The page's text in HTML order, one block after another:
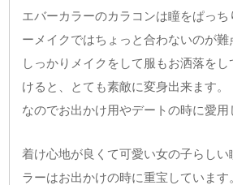
エバーカラーのカラコンは瞳をぱっち
ーメイクではちょっと合わないのが難
しっかりメイクをして服もお洒落を
けると、とても素敵に変身出来ます。
なのでお出かけ用やデートの時に愛用
着け心地が良くて可愛い女の子らしい
ラーはお出かけの時に重宝しています